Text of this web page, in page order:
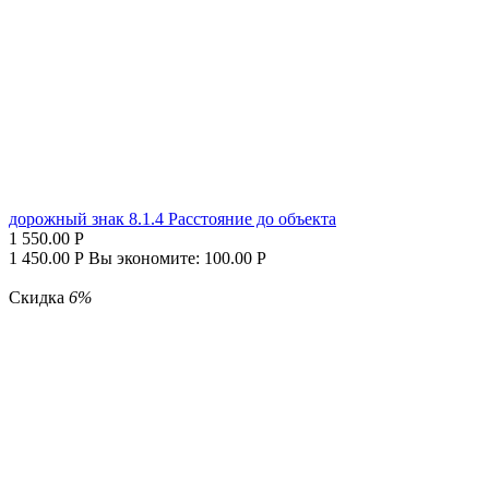
дорожный знак 8.1.4 Расстояние до объекта
1 550.00 Р
1 450.00 Р Вы экономите: 100.00 Р
Скидка 6%